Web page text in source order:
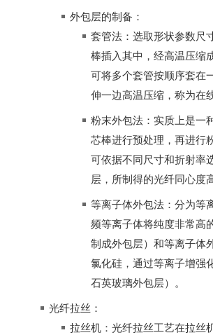
外包层的制备：
套管法：选取形状参数尺
棒插入其中，经高温压缩
可将多个套管按顺序套在
伸一边高温压缩，称为在
粉末外包法：实质上是一
芯棒进行预处理，再进行
可依据不同尺寸和折射率
层，所制得的光纤同心度
等离子体外包法：分为等
频等离子体将纯度非常高
制成外包层）和等离子体
氯化硅，通过等离子增强
石英玻璃外包层）。
光纤拉丝：
拉丝机：光纤拉丝工艺在拉丝